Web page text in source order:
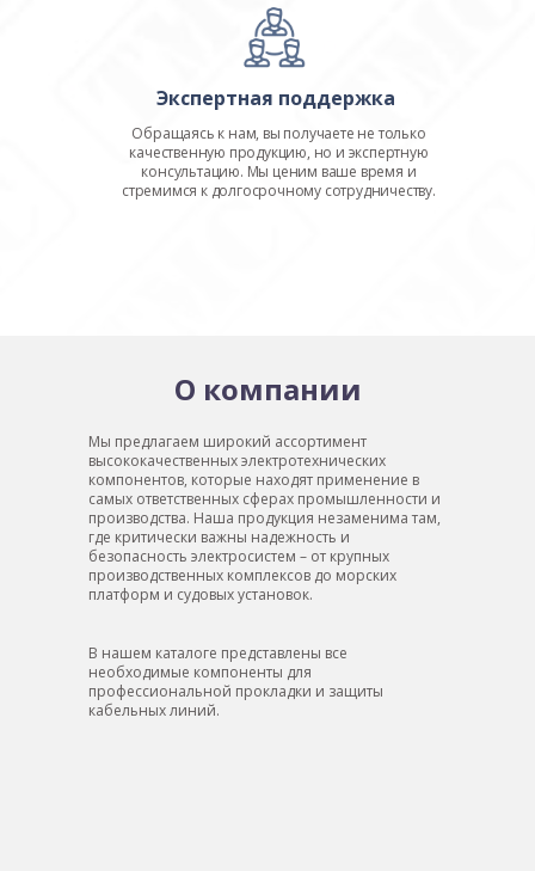
Экспертная поддержка
Обращаясь к нам, вы получаете не только
качественную продукцию, но и экспертную
консультацию. Мы ценим ваше время и
стремимся к долгосрочному сотрудничеству.
О компании
В нашем каталоге представлены все
необходимые компоненты для
профессиональной прокладки и защиты
кабельных линий.
Мы предлагаем широкий ассортимент
высококачественных электротехнических
компонентов, которые находят применение в
самых ответственных сферах промышленности и
производства. Наша продукция незаменима там,
где критически важны надежность и
безопасность электросистем – от крупных
производственных комплексов до морских
платформ и судовых установок.